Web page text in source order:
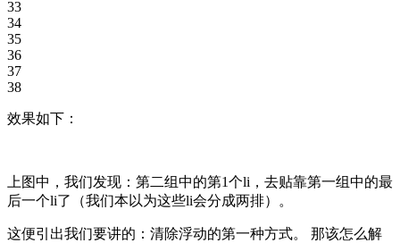
33
34
35
36
37
38
效果如下：
上图中，我们发现：第二组中的第1个li，去贴靠第一组中的最
后一个li了（我们本以为这些li会分成两排）。
这便引出我们要讲的：清除浮动的第一种方式。 那该怎么解